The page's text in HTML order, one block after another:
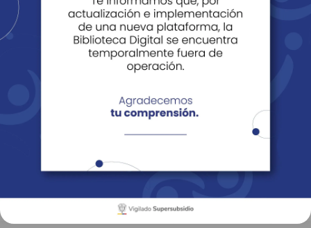
Revista Fácil Vivir
Sedes Directorio Servicios En Línea